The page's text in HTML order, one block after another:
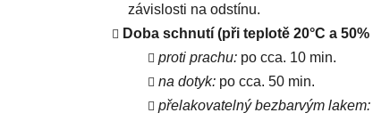
závislosti na odstínu.
Doba schnutí (při teplotě 20°C a
proti prachu: po cca. 10 min.
na dotyk: po cca. 50 min.
přelakovatelný bezbarvým lakem: